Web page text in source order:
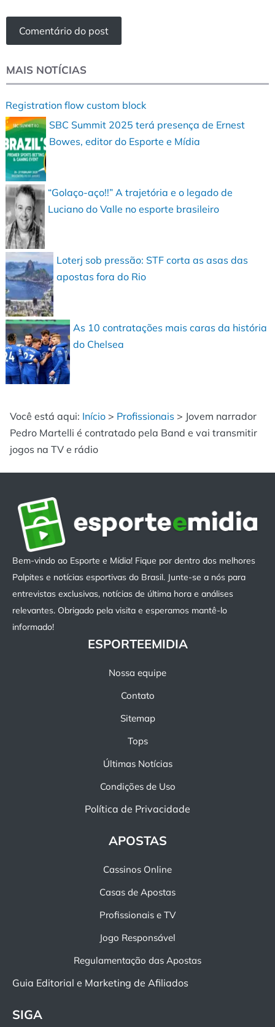
MAIS NOTÍCIAS
Registration flow custom block
SBC Summit 2025 terá presença de Ernest
Bowes, editor do Esporte e Mídia
“Golaço-aço!!” A trajetória e o legado de
Luciano do Valle no esporte brasileiro
Loterj sob pressão: STF corta as asas das
apostas fora do Rio
As 10 contratações mais caras da história
do Chelsea
Você está aqui: Início > Profissionais > Jovem narrador
Pedro Martelli é contratado pela Band e vai transmitir
jogos na TV e rádio
Bem-vindo ao Esporte e Mídia! Fique por dentro dos melhores
Palpites e notícias esportivas do Brasil. Junte-se a nós para
entrevistas exclusivas, notícias de última hora e análises
relevantes. Obrigado pela visita e esperamos mantê-lo
informado!
ESPORTEEMIDIA
Nossa equipe
Contato
Sitemap
Tops
Últimas Notícias
Condições de Uso
Política de Privacidade
APOSTAS
Cassinos Online
Casas de Apostas
Profissionais e TV
Jogo Responsável
Regulamentação das Apostas
Guia Editorial e Marketing de Afiliados
SIGA